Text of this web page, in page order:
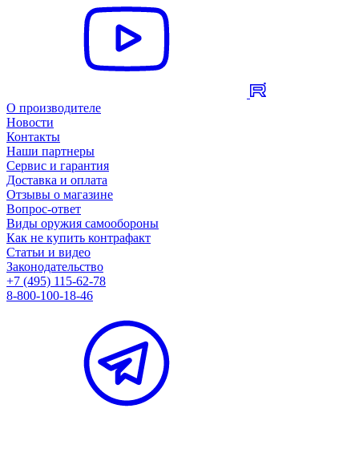
О производителе
Новости
Контакты
Наши партнеры
Сервис и гарантия
Доставка и оплата
Отзывы о магазине
Вопрос-ответ
Виды оружия самообороны
Как не купить контрафакт
Статьи и видео
Законодательство
+7 (495) 115-62-78
8-800-100-18-46